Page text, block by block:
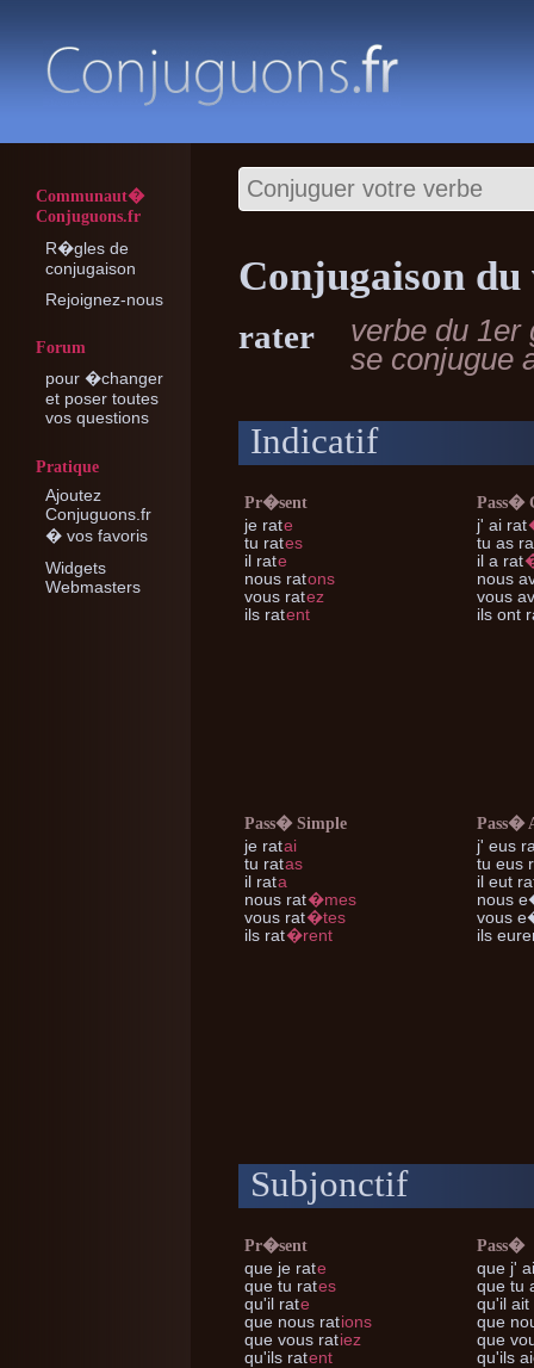
Communaut�
Conjuguons.fr
R�gles de
conjugaison
Rejoignez-nous
Forum
pour �changer
et poser toutes
vos questions
Pratique
Ajoutez
Conjuguons.fr
� vos favoris
Widgets
Webmasters
Conjugaison
rater
verbe du 1er
se conjugue
Indicatif
Pr�sent
je rate
tu rates
il rate
nous ratons
vous ratez
ils ratent
Pass�
j' ai rat
tu as
il a rat
nous
vous
ils ont
Pass� Simple
je ratai
tu ratas
il rata
nous rat�mes
vous rat�tes
ils rat�rent
Pass�
j' eus
tu eus
il eut
nous
vous
ils
Subjonctif
Pr�sent
que je rate
que tu rates
qu'il rate
que nous rations
que vous ratiez
qu'ils ratent
Pass�
que j'
que tu
qu'il ait
que
que
qu'ils